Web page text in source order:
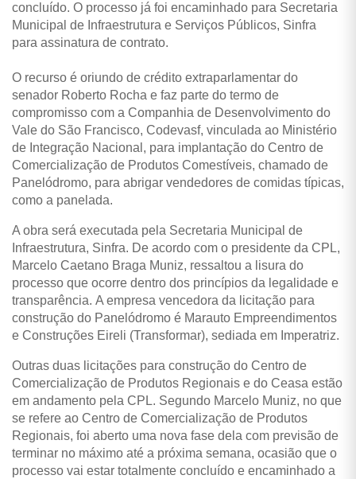
concluído. O processo já foi encaminhado para Secretaria
Municipal de Infraestrutura e Serviços Públicos, Sinfra
para assinatura de contrato.
O recurso é oriundo de crédito extraparlamentar do
senador Roberto Rocha e faz parte do termo de
compromisso com a Companhia de Desenvolvimento do
Vale do São Francisco, Codevasf, vinculada ao Ministério
de Integração Nacional, para implantação do Centro de
Comercialização de Produtos Comestíveis, chamado de
Panelódromo, para abrigar vendedores de comidas típicas,
como a panelada.
A obra será executada pela Secretaria Municipal de
Infraestrutura, Sinfra. De acordo com o presidente da CPL,
Marcelo Caetano Braga Muniz, ressaltou a lisura do
processo que ocorre dentro dos princípios da legalidade e
transparência. A empresa vencedora da licitação para
construção do Panelódromo é Marauto Empreendimentos
e Construções Eireli (Transformar), sediada em Imperatriz.
Outras duas licitações para construção do Centro de
Comercialização de Produtos Regionais e do Ceasa estão
em andamento pela CPL. Segundo Marcelo Muniz, no que
se refere ao Centro de Comercialização de Produtos
Regionais, foi aberto uma nova fase dela com previsão de
terminar no máximo até a próxima semana, ocasião que o
processo vai estar totalmente concluído e encaminhado a